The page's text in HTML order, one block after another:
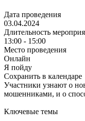
Дата проведения
03.04.2024
Длительность
13:00 - 15:00
Место проведения
Онлайн
Я пойду
Сохранить в календаре
Участники узнают о
мошенниками, и о
Ключевые темы